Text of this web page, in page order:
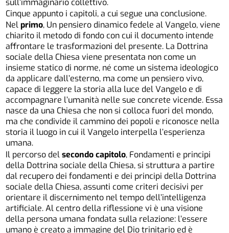
sull’immaginario collettivo.
Cinque appunto i capitoli, a cui segue una conclusione.
Nelprimo, Un pensiero dinamico fedele al Vangelo, viene
chiarito il metodo di fondo con cui il documento intende
affrontare le trasformazioni del presente. La Dottrina
sociale della Chiesa viene presentata non come un
insieme statico di norme, né come un sistema ideologico
da applicare dall’esterno, ma come un pensiero vivo,
capace di leggere la storia alla luce del Vangelo e di
accompagnare l’umanità nelle sue concrete vicende. Essa
nasce da una Chiesa che non si colloca fuori del mondo,
ma che condivide il cammino dei popoli e riconosce nella
storia il luogo in cui il Vangelo interpella l’esperienza
umana.
Il percorso delsecondo capitolo, Fondamenti e principi
della Dottrina sociale della Chiesa, si struttura a partire
dal recupero dei fondamenti e dei principi della Dottrina
sociale della Chiesa, assunti come criteri decisivi per
orientare il discernimento nel tempo dell’intelligenza
artificiale. Al centro della riflessione vi è una visione
della persona umana fondata sulla relazione: l’essere
umano è creato a immagine del Dio trinitario ed è